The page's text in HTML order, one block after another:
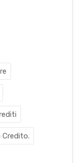
Credito.